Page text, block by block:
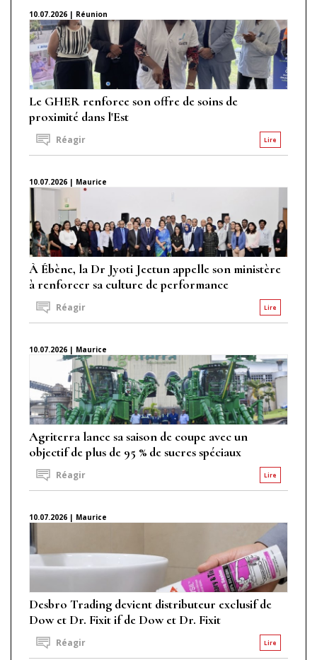
10.07.2026 | Réunion
Le GHER renforce son offre de soins de
proximité dans l'Est
Lire
Réagir
10.07.2026 | Maurice
À Ébène, la Dr Jyoti Jeetun appelle son ministère
à renforcer sa culture de performance
Lire
Réagir
10.07.2026 | Maurice
Agriterra lance sa saison de coupe avec un
objectif de plus de 95 % de sucres spéciaux
Lire
Réagir
10.07.2026 | Maurice
Desbro Trading devient distributeur exclusif de
Dow et Dr. Fixit if de Dow et Dr. Fixit
Lire
Réagir